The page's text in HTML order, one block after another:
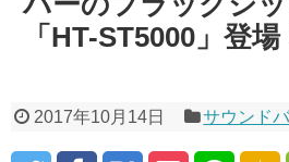
「HT-ST5000」登場
2017年10月14日 サウンド